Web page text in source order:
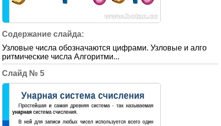
Узловые числа обозначаются цифрами. Узловые и алго
ритмические числа Алгоритми...
5